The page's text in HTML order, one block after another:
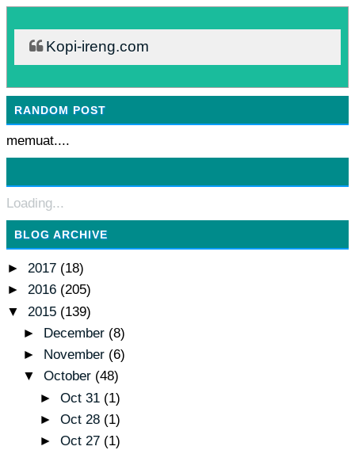
Kopi-ireng.com
RANDOM POST
memuat....
Loading...
BLOG ARCHIVE
► 2017 (18)
► 2016 (205)
▼ 2015 (139)
► December (8)
► November (6)
▼October (48)
► Oct 31 (1)
► Oct 28 (1)
► Oct 27 (1)